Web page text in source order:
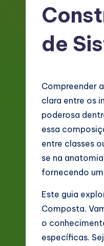
rt
de
Compreender
clara entre os
poderosa
essa
entre classes
se na
fornecendo
Este guia
Composta.
o
específicas.